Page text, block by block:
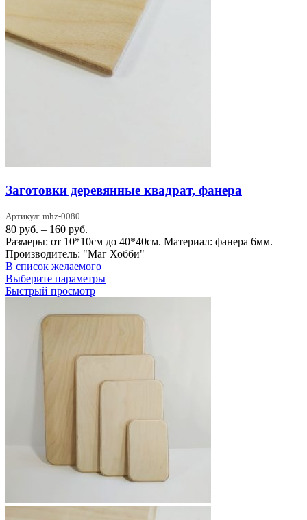
Заготовки деревянные квадрат, фанера
Артикул: mhz-0080
80 руб. – 160 руб.
цен:
80 руб.
–
160 руб.
Размеры: от 10*10см до 40*40см. Материал: фанера 6мм.
Производитель: "Маг Хобби"
В список желаемого
Выберите параметрыЭтот
несколько
можно
Быстрый просмотр